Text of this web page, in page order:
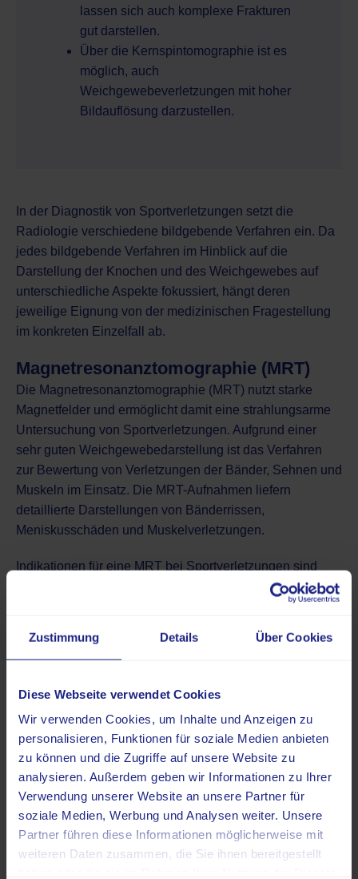
Zustimmung Details Über Cookies
Diese Webseite verwendet Cookies
Wir verwenden Cookies, um Inhalte und Anzeigen zu
personalisieren, Funktionen für soziale Medien anbieten
zu können und die Zugriffe auf unsere Website zu
analysieren. Außerdem geben wir Informationen zu Ihrer
Verwendung unserer Website an unsere Partner für
soziale Medien, Werbung und Analysen weiter. Unsere
Partner führen diese Informationen möglicherweise mit
weiteren Daten zusammen, die Sie ihnen bereitgestellt
lassen sich auch komplexe Frakturen
gut darstellen.
Über die Kernspintomographie ist es
möglich, auch
Weichgewebeverletzungen mit hoher
Bildauflösung darzustellen.
In der Diagnostik von Sportverletzungen setzt die
Radiologie verschiedene bildgebende Verfahren ein. Da
jedes bildgebende Verfahren im Hinblick auf die
Darstellung der Knochen und des Weichgewebes auf
unterschiedliche Aspekte fokussiert, hängt deren
jeweilige Eignung von der medizinischen Fragestellung
im konkreten Einzelfall ab.
Magnetresonanztomographie (MRT)
Die Magnetresonanztomographie (MRT) nutzt starke
Magnetfelder und ermöglicht damit eine strahlungsarme
Untersuchung von Sportverletzungen. Aufgrund einer
sehr guten Weichgewebedarstellung ist das Verfahren
zur Bewertung von Verletzungen der Bänder, Sehnen und
Muskeln im Einsatz. Die MRT-Aufnahmen liefern
detaillierte Darstellungen von Bänderrissen,
Meniskusschäden und Muskelverletzungen.
Indikationen für eine MRT bei Sportverletzungen sind
Meniskusläsionen
Sprunggelenksverletzungen (Syndesmosenriss,
Schulterverletzungen (Rotatorenmanschettenrisse)
muskuläre Verletzungen (Muskelfaserrisse und
Hämatome)
Röntgen
BeimRöntgenwird elektromagnetische Strahlung
verwendet, die nach dem Körperdurchgang mittels
Detektoren gemessen wird. Aus den Messsignalen
entstehen Bilder, die vor allem Knochenverletzungen